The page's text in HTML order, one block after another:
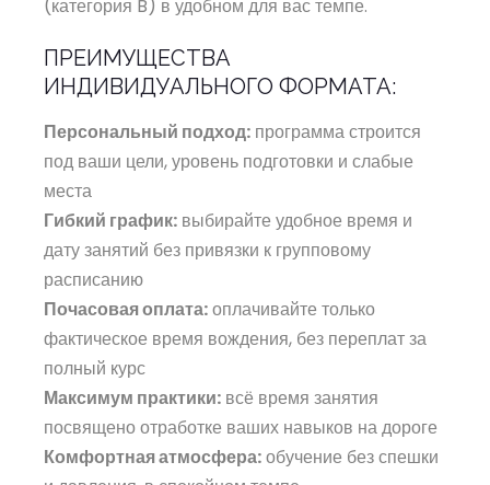
(категория B) в удобном для вас темпе.
ПРЕИМУЩЕСТВА
ИНДИВИДУАЛЬНОГО ФОРМАТА:
Персональный подход: программа строится
под ваши цели, уровень подготовки и слабые
места
Гибкий график: выбирайте удобное время и
дату занятий без привязки к групповому
расписанию
Почасовая оплата:оплачивайте только
фактическое время вождения, без переплат за
полный курс
Максимум практики: всё время занятия
посвящено отработке ваших навыков на дороге
Комфортная атмосфера:обучение без спешки